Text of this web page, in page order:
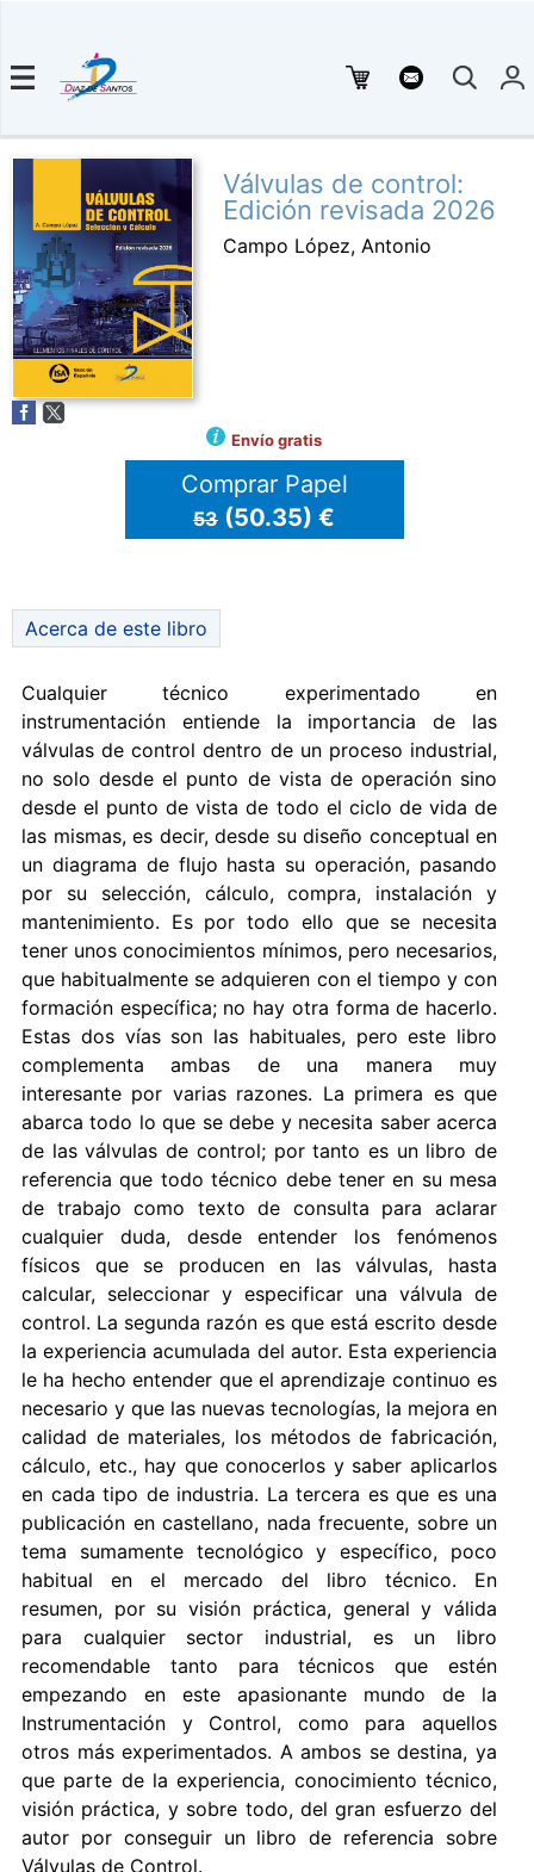
Válvulas de control:
Edición revisada 2026
Campo López, Antonio
Envío gratis
Comprar Papel
53 (50.35) €
Acerca de este libro
Cualquier técnico experimentado en
instrumentación entiende la importancia de las
válvulas de control dentro de un proceso industrial,
no solo desde el punto de vista de operación sino
desde el punto de vista de todo el ciclo de vida de
las mismas, es decir, desde su diseño conceptual en
un diagrama de flujo hasta su operación, pasando
por su selección, cálculo, compra, instalación y
mantenimiento. Es por todo ello que se necesita
tener unos conocimientos mínimos, pero necesarios,
que habitualmente se adquieren con el tiempo y con
formación específica; no hay otra forma de hacerlo.
Estas dos vías son las habituales, pero este libro
complementa ambas de una manera muy
interesante por varias razones. La primera es que
abarca todo lo que se debe y necesita saber acerca
de las válvulas de control; por tanto es un libro de
referencia que todo técnico debe tener en su mesa
de trabajo como texto de consulta para aclarar
cualquier duda, desde entender los fenómenos
físicos que se producen en las válvulas, hasta
calcular, seleccionar y especificar una válvula de
control. La segunda razón es que está escrito desde
la experiencia acumulada del autor. Esta experiencia
le ha hecho entender que el aprendizaje continuo es
necesario y que las nuevas tecnologías, la mejora en
calidad de materiales, los métodos de fabricación,
cálculo, etc., hay que conocerlos y saber aplicarlos
en cada tipo de industria. La tercera es que es una
publicación en castellano, nada frecuente, sobre un
tema sumamente tecnológico y específico, poco
habitual en el mercado del libro técnico. En
resumen, por su visión práctica, general y válida
para cualquier sector industrial, es un libro
recomendable tanto para técnicos que estén
empezando en este apasionante mundo de la
Instrumentación y Control, como para aquellos
otros más experimentados. A ambos se destina, ya
que parte de la experiencia, conocimiento técnico,
visión práctica, y sobre todo, del gran esfuerzo del
autor por conseguir un libro de referencia sobre
Válvulas de Control.